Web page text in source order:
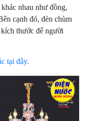
nhau như đồng,
cạnh đó, đèn chùm
thước để người
tại đây.